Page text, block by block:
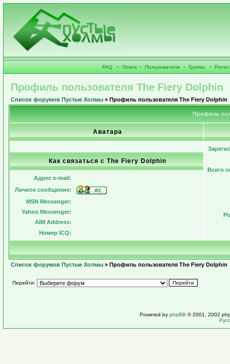
FAQ • Поиск • Пользователи • Группы •
Профиль пользователя The Fiery Dolphin
Список форумов Пустые Холмы » Профиль пользователя The Fiery Dolphin
Профиль
Аватара
Всего
Как связаться с The Fiery Dolphin
Адрес e-mail:
Личное сообщение:
MSN Messenger:
Yahoo Messenger:
AIM Address:
Номер ICQ:
Список форумов Пустые Холмы » Профиль пользователя The Fiery Dolphin
Перейти:
Powered by phpBB © 2001, 2002